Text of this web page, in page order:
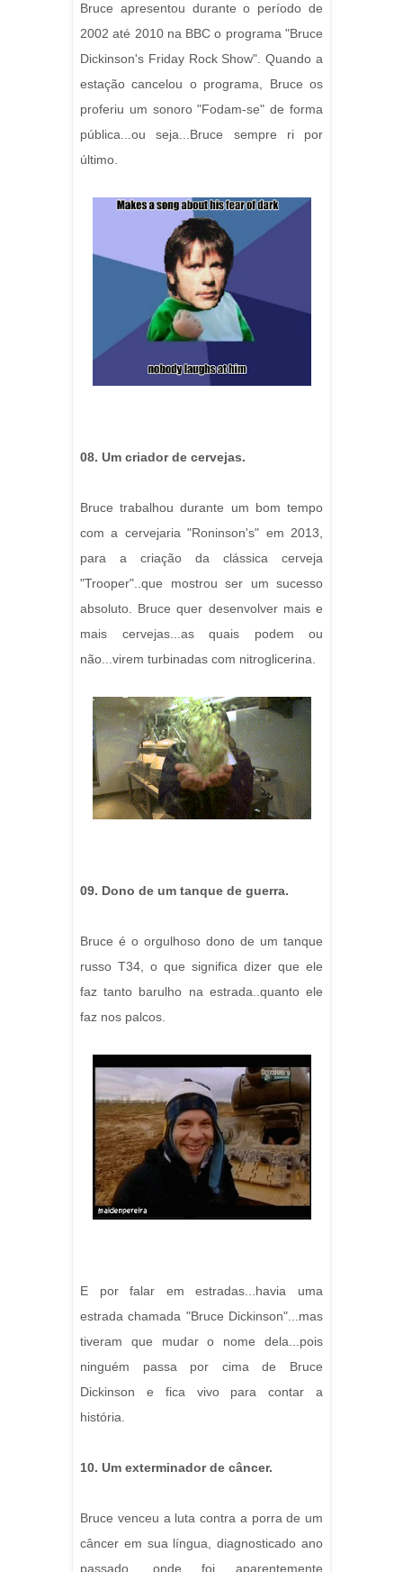
Bruce apresentou durante o período de
2002 até 2010 na BBC o programa "Bruce
Dickinson's Friday Rock Show". Quando a
estação cancelou o programa, Bruce os
proferiu um sonoro "Fodam-se" de forma
pública...ou seja...Bruce sempre ri por
último.
08. Um criador de cervejas.
Bruce trabalhou durante um bom tempo
com a cervejaria "Roninson's" em 2013,
para a criação da clássica cerveja
"Trooper"..que mostrou ser um sucesso
absoluto. Bruce quer desenvolver mais e
mais cervejas...as quais podem ou
não...virem turbinadas com nitroglicerina.
09. Dono de um tanque de guerra.
Bruce é o orgulhoso dono de um tanque
russo T34, o que significa dizer que ele
faz tanto barulho na estrada..quanto ele
faz nos palcos.
E por falar em estradas...havia uma
estrada chamada "Bruce Dickinson"...mas
tiveram que mudar o nome dela...pois
ninguém passa por cima de Bruce
Dickinson e fica vivo para contar a
história.
10. Um exterminador de câncer.
Bruce venceu a luta contra a porra de um
câncer em sua língua, diagnosticado ano
passado, onde foi aparentemente